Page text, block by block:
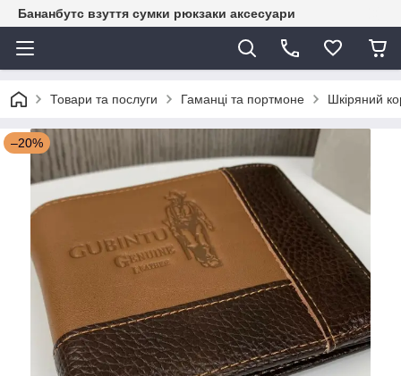
Бананбутс взуття сумки рюкзаки аксесуари
Товари та послуги Гаманці та портмоне Шкіряний
–20%